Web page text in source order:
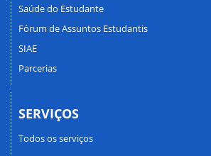
Saúde do Estudante
Fórum de Assuntos Estudantis
SIAE
Parcerias
SERVIÇOS
Todos os serviços